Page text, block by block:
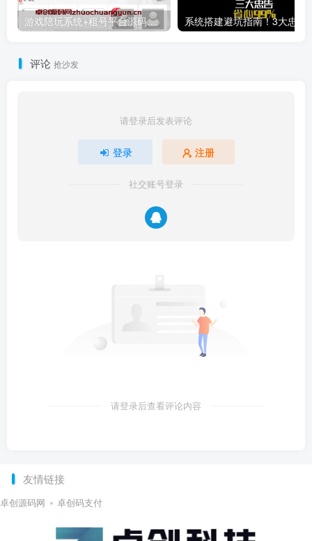
游戏陪玩系统+租号平台源码下载｜小姐姐陪玩/声优任务/绝地LOL下单｜多端适配威客平台源码
评论 抢沙发
请登录后发表评论
登录 注册
社交账号登录
请登录后查看评论内容
友情链接
卓创源码网 卓创码支付